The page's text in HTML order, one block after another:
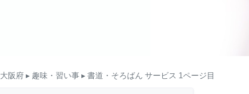
大阪府 ▸ 趣味・習い事 ▸ 書道・そろばん サービス 1ページ目